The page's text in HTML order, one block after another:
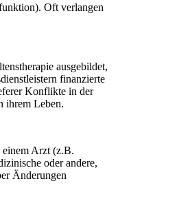
Oft verlangen
ausgebildet,
finanzierte
Konflikte in der
ihrem Leben.
Arzt (z.B.
oder andere,
Änderungen